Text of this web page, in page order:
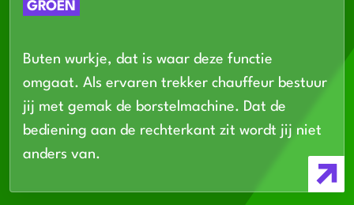
GROEN
Buten wurkje, dat is waar deze functie
omgaat. Als ervaren trekker chauffeur bestuur
jij met gemak de borstelmachine. Dat de
bediening aan de rechterkant zit wordt jij niet
anders van.